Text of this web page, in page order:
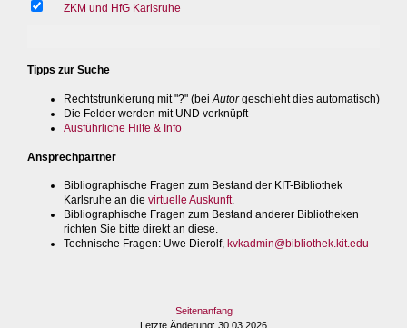
ZKM und HfG Karlsruhe
Tipps zur Suche
Rechtstrunkierung mit "?" (bei Autorgeschieht dies automatisch)
Die Felder werden mit UND verknüpft
Ausführliche Hilfe & Info
Ansprechpartner
Bibliographische Fragen zum Bestand der KIT-Bibliothek
Karlsruhe an die virtuelle Auskunft.
Bibliographische Fragen zum Bestand anderer Bibliotheken
richten Sie bitte direkt an diese.
Technische Fragen: Uwe Dierolf, kvkadmin@bibliothek.kit.edu
Seitenanfang
Letzte Änderung: 30.03.2026